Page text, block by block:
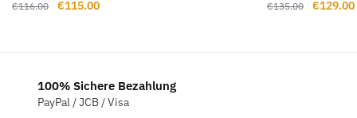
€116.00
Ursprünglicher
€115.00Aktueller
€135.00 €129.00
100% Sichere Bezahlung
PayPal / JCB / Visa